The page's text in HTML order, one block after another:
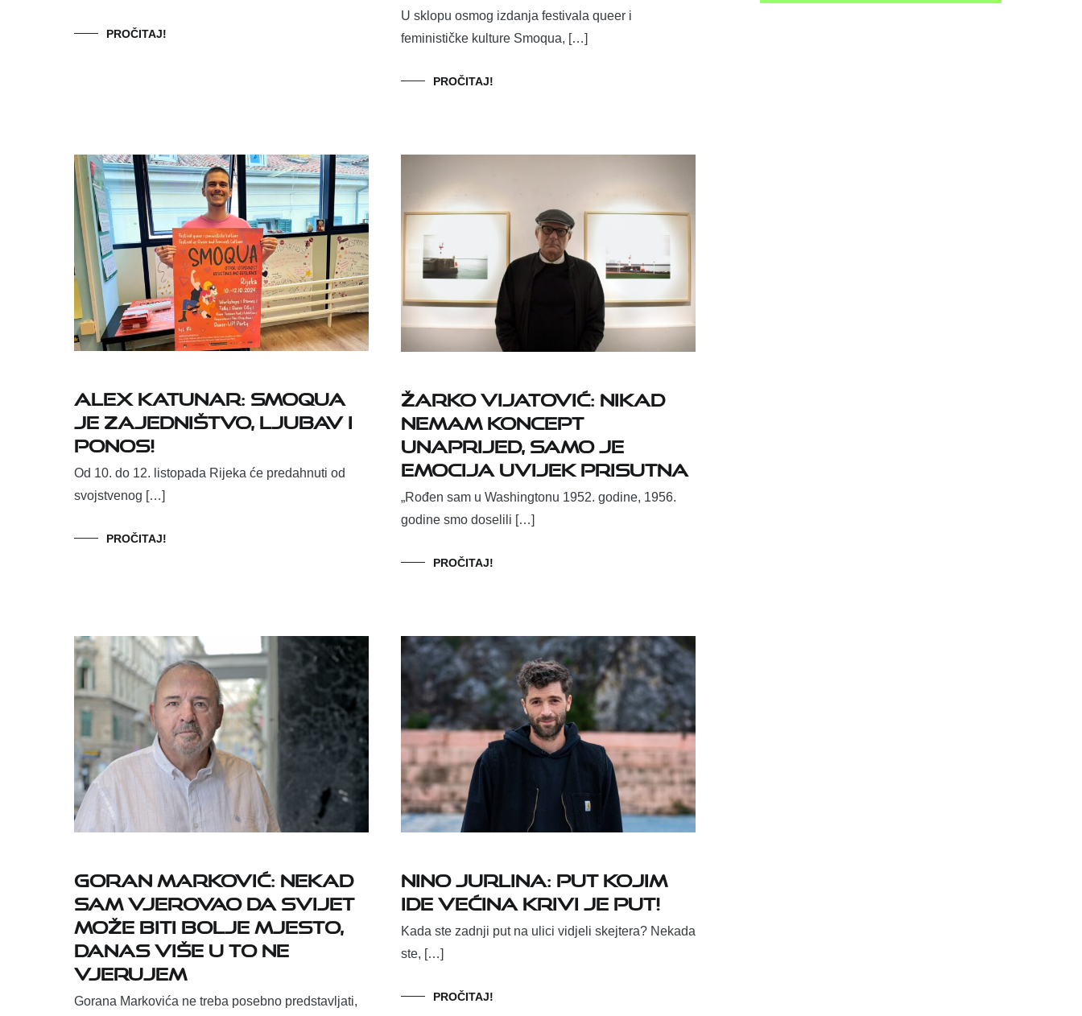
PROČITAJ!
U sklopu osmog izdanja festivala queer i
feminističke kulture Smoqua, […]
PROČITAJ!
Alex Katunar: Smoqua
je zajedništvo, ljubav i
ponos!
Od 10. do 12. listopada Rijeka će predahnuti od
svojstvenog […]
PROČITAJ!
ŽARKO VIJATOVIĆ: NIKAD
NEMAM KONCEPT
UNAPRIJED, SAMO JE
EMOCIJA UVIJEK PRISUTNA
„Rođen sam u Washingtonu 1952. godine, 1956.
godine smo doselili […]
PROČITAJ!
GORAN MARKOVIĆ: NEKAD
SAM VJEROVAO DA SVIJET
MOŽE BITI BOLJE MJESTO,
DANAS VIŠE U TO NE
VJERUJEM
Gorana Markovića ne treba posebno predstavljati,
Nino Jurlina: Put kojim
ide većina krivi je put!
Kada ste zadnji put na ulici vidjeli skejtera? Nekada
ste, […]
PROČITAJ!